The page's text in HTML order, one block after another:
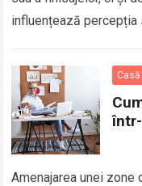
influențează percepția
Casă
Amenajarea unei zone